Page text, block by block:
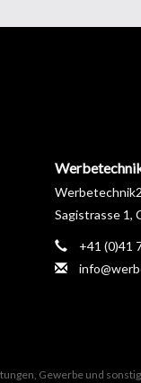
Sagistrasse 1,
+41 (0)41
Gewerbe und